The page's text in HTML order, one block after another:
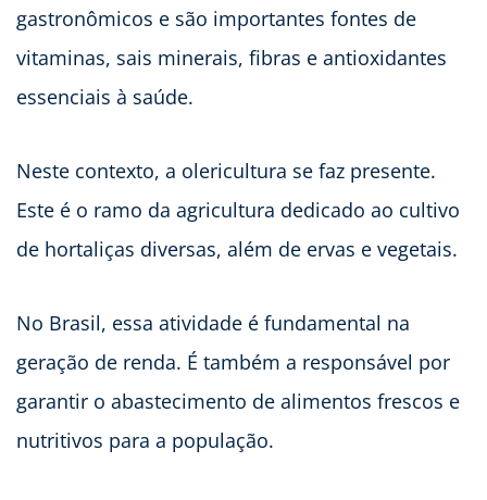
gastronômicos e são importantes fontes de
vitaminas, sais minerais, fibras e antioxidantes
essenciais à saúde.
Neste contexto, a olericultura se faz presente.
Este é o ramo da agricultura dedicado ao cultivo
de hortaliças diversas, além de ervas e vegetais.
No Brasil, essa atividade é fundamental na
geração de renda. É também a responsável por
garantir o abastecimento de alimentos frescos e
nutritivos para a população.